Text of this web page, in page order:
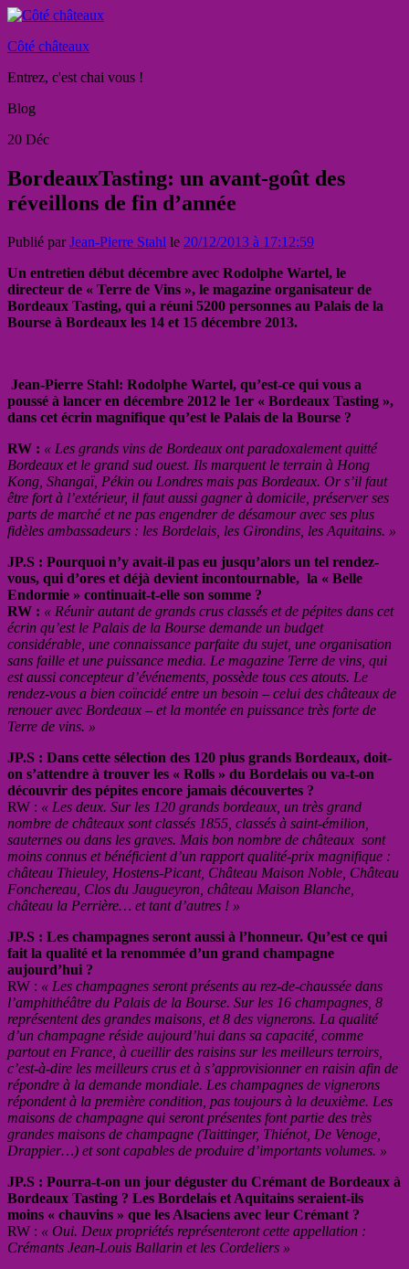
Côté châteaux
Entrez, c'est chai vous !
Blog
20 Déc
BordeauxTasting: un avant-goût des
réveillons de fin d’année
Publié parJean-Pierre Stahl le 20/12/2013 à 17:12:59
Un entretien début décembre avec Rodolphe Wartel, le
directeur de « Terre de Vins », le magazine organisateur de
Bordeaux Tasting, qui a réuni 5200 personnes au Palais de la
Bourse à Bordeaux les 14 et 15 décembre 2013.
Jean-Pierre Stahl: Rodolphe Wartel, qu’est-ce qui vous a
poussé à lancer en décembre 2012 le 1er « Bordeaux Tasting »,
dans cet écrin magnifique qu’est le Palais de la Bourse ?
RW : « Les grands vins de Bordeaux ont paradoxalement quitté
Bordeaux et le grand sud ouest. Ils marquent le terrain à Hong
Kong, Shangaï, Pékin ou Londres mais pas Bordeaux. Or s’il faut
être fort à l’extérieur, il faut aussi gagner à domicile, préserver ses
parts de marché et ne pas engendrer de désamour avec ses plus
fidèles ambassadeurs : les Bordelais, les Girondins, les Aquitains. »
JP.S : Pourquoi n’y avait-il pas eu jusqu’alors un tel rendez-
vous, qui d’ores et déjà devient incontournable, la « Belle
Endormie » continuait-t-elle son somme ?
RW : « Réunir autant de grands crus classés et de pépites dans cet
écrin qu’est le Palais de la Bourse demande un budget
considérable, une connaissance parfaite du sujet, une organisation
sans faille et une puissance media. Le magazine Terre de vins, qui
est aussi concepteur d’événements, possède tous ces atouts. Le
rendez-vous a bien coïncidé entre un besoin – celui des châteaux de
renouer avec Bordeaux – et la montée en puissance très forte de
Terre de vins. »
JP.S : Dans cette sélection des 120 plus grands Bordeaux, doit-
on s’attendre à trouver les « Rolls » du Bordelais ou va-t-on
découvrir des pépites encore jamais découvertes ?
RW : « Les deux. Sur les 120 grands bordeaux, un très grand
nombre de châteaux sont classés 1855, classés à saint-émilion,
sauternes ou dans les graves. Mais bon nombre de châteaux sont
moins connus et bénéficient d’un rapport qualité-prix magnifique :
château Thieuley, Hostens-Picant, Château Maison Noble, Château
Fonchereau, Clos du Jaugueyron, château Maison Blanche,
château la Perrière… et tant d’autres ! »
JP.S : Les champagnes seront aussi à l’honneur. Qu’est ce qui
fait la qualité et la renommée d’un grand champagne
aujourd’hui ?
RW : « Les champagnes seront présents au rez-de-chaussée dans
l’amphithéâtre du Palais de la Bourse. Sur les 16 champagnes, 8
représentent des grandes maisons, et 8 des vignerons. La qualité
d’un champagne réside aujourd’hui dans sa capacité, comme
partout en France, à cueillir des raisins sur les meilleurs terroirs,
c’est-à-dire les meilleurs crus et à s’approvisionner en raisin afin de
répondre à la demande mondiale. Les champagnes de vignerons
répondent à la première condition, pas toujours à la deuxième. Les
maisons de champagne qui seront présentes font partie des très
grandes maisons de champagne (Taittinger, Thiénot, De Venoge,
Drappier…) et sont capables de produire d’importants volumes. »
JP.S : Pourra-t-on un jour déguster du Crémant de Bordeaux à
Bordeaux Tasting ? Les Bordelais et Aquitains seraient-ils
moins « chauvins » que les Alsaciens avec leur Crémant ?
RW : « Oui. Deux propriétés représenteront cette appellation :
Crémants Jean-Louis Ballarin et les Cordeliers »